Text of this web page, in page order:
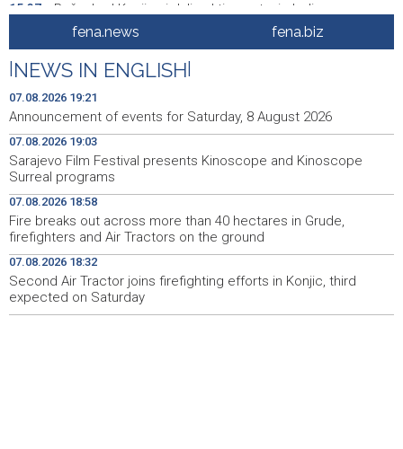
15:37
Požar kod Konjica i dalje aktivan, stanje bolje nego
15:27
Dokumentarac 'Bulevar Ivice Osima' osvojio nagradu na
City Festu u Niškoj Banji
15:09
Konjic ugostio 23 folklorna društva na 26.
Međunarodnom festivalu ‘Konjička sehara’
15:05
Vozači u HBŽ-u pozvani na oprez zbog divljih konja na
cestama
14:49
Bh. Muay Thai reprezentacija na Svjetskom prvenstvu u
najbrojnijem sastavu do sada (VIDEO)
14:30
Sutra sunčano, dnevna temperatura od 27 do 33, na
jugu do 39 stepeni
fena.news fena.biz
NEWS IN ENGLISH
07.08.2026 19:21
Announcement of events for Saturday, 8 August 2026
07.08.2026 19:03
Sarajevo Film Festival presents Kinoscope and Kinoscope
Surreal programs
07.08.2026 18:58
Fire breaks out across more than 40 hectares in Grude,
firefighters and Air Tractors on the ground
07.08.2026 18:32
Second Air Tractor joins firefighting efforts in Konjic, third
expected on Saturday